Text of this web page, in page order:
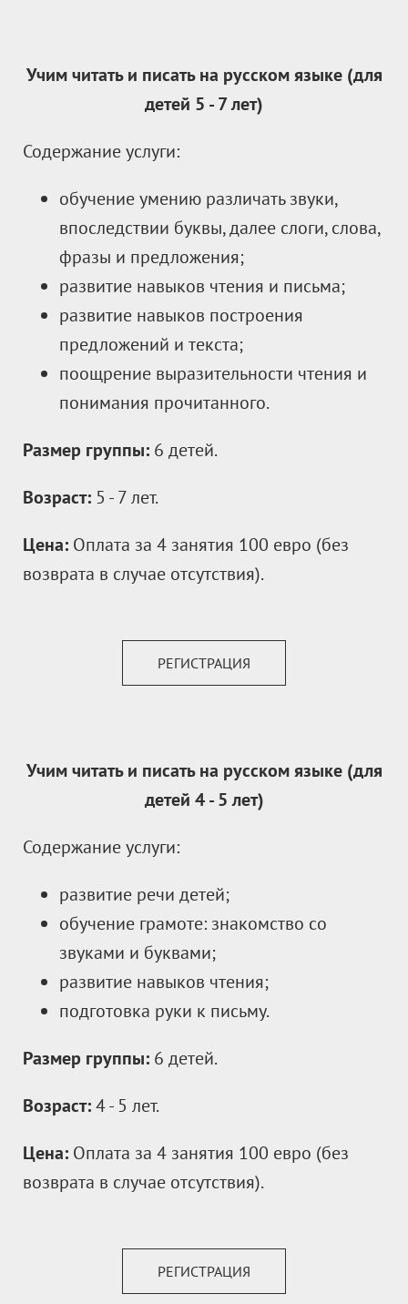
Учим читать и писать на русском языке (для
детей 5 - 7 лет)
Содержание услуги:
обучение умению различать звуки,
впоследствии буквы, далее слоги, слова,
фразы и предложения;
развитие навыков чтения и письма;
развитие навыков построения
предложений и текста;
поощрение выразительности чтения и
понимания прочитанного.
Размер группы: 6 детей.
Возраст: 5 - 7 лет.
Цена: Оплата за 4 занятия 100 евро (без
возврата в случае отсутствия).
РЕГИСТРАЦИЯ
Учим читать и писать на русском языке (для
детей 4 - 5лет)
Содержание услуги:
развитие речи детей;
обучение грамоте: знакомство со
звуками и буквами;
развитие навыков чтения;
подготовка руки к письму.
Размер группы: 6 детей.
Возраст:4 - 5 лет.
Цена: Оплата за 4 занятия 100 евро (без
возврата в случае отсутствия).
РЕГИСТРАЦИЯ